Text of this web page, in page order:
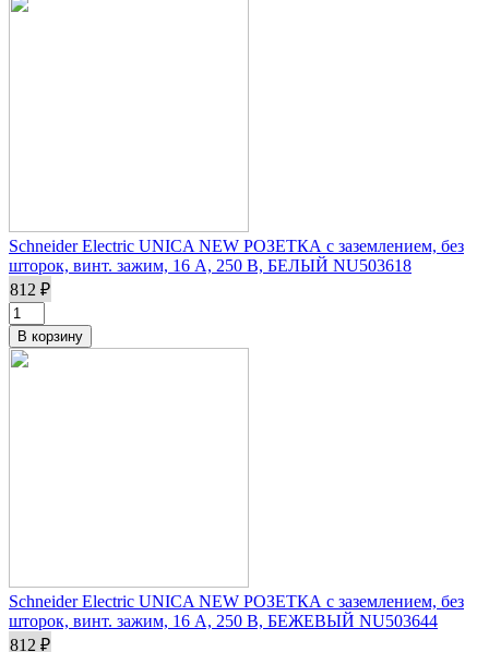
Schneider Electric UNICA NEW РОЗЕТКА с заземлением, без
шторок, винт. зажим, 16 А, 250 В, БЕЛЫЙ NU503618
812 ₽
Schneider Electric UNICA NEW РОЗЕТКА с заземлением, без
шторок, винт. зажим, 16 А, 250 В, БЕЖЕВЫЙ NU503644
812 ₽